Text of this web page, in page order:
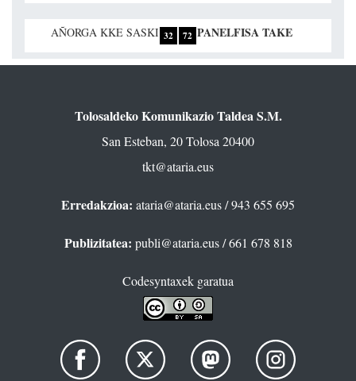
AÑORGA KKE SASKI 32 72 PANELFISA TAKE
Tolosaldeko Komunikazio Taldea S.M.
San Esteban, 20 Tolosa 20400
tkt@ataria.eus
Erredakzioa: ataria@ataria.eus/ 943 655 695
Publizitatea: publi@ataria.eus/ 661 678 818
Codesyntaxek garatua